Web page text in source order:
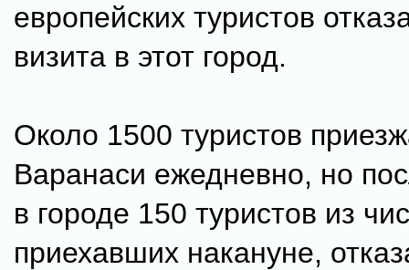
европейских туристов
визита в этот город.
Около 1500 туристов
Варанаси ежедневно, но
в городе 150 туристов из
приехавших накануне,